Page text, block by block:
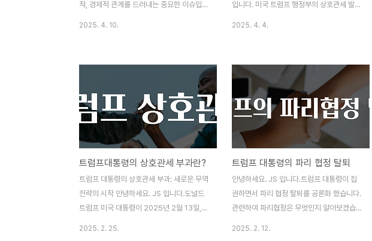
적, 경제적 관계를 드러내는 중요한 이슈입니
을 상세히 살펴보고, 그 이면에 있는 다양한
측면과 한국 사회에 미치는 영향을 분석하겠
습니다. 방위비 협상의 배경방위비 협상의
배경에는 여러 가지 요인이 존재합니다. 특
히, 북한의 핵 위협과 같은 안보적 요인 이외
에도 경제적 압박, 국제적 관계 변화 등 다양
한 측면이 작용합니다.또한, 한국의 정치적
상황이 트럼프 대통령으로 하여금 방위비 협
상의 빌미를 제공했다고 볼 수 있습니다. 트
럼프 대통령은 "미국이 ..
2025. 4. 10.
입니다. 미국 트럼프 행정부의 상호관세 발표
세(Reciprocal Tariffs)는 국가 간 무역에
서 서로 비슷한 수준의 관세를 부과하는 방식
입니다. 이 개념은 1930년대 대공황 시기에
등장했으며, 당시에는 자유무역으로의 전환
을 촉진하기 위해 상대국과 비례적으로 관세
를 낮추는 데 사용되었습니다. 그러나 최근
도널드 트럼프 미국 대통령은 이를 무역 장벽
을 강화하는 수단으로 활용하며 다시금 주목
받고 있습니다.예를 들어, 유럽연합(EU)이 미
국산 자동차에..
2025. 4. 4.
트럼프대통령의 상호관세 부과란?
트럼프 대통령의 상호관세 부과: 새로운 무역
전략의 시작 안녕하세요. JS 입니다.도널드
트럼프 미국 대통령이 2025년 2월 13일,
2025. 2. 25.
트럼프 대통령의 파리 협정 탈퇴
안녕하세요. JS 입니다.트럼프 대통령이 집
권하면서 파리 협정 탈퇴를 공론화 했습니다.
관련하여 파리협정은 무엇인지 알아보겠습니
2025. 2. 12.